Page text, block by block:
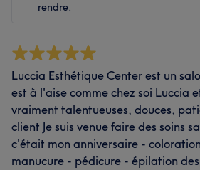
rendre.
Luccia Esthétique Center est un
est à l'aise comme chez soi Luccia
vraiment talentueuses, douces,
client Je suis venue faire des soins
c'était mon anniversaire -
manucure - pédicure - épilation